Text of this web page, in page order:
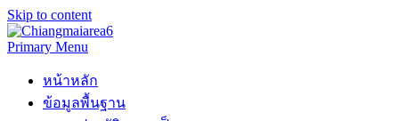
Skip to content
Primary Menu
หน้าหลัก
ข้อมูลพื้นฐาน